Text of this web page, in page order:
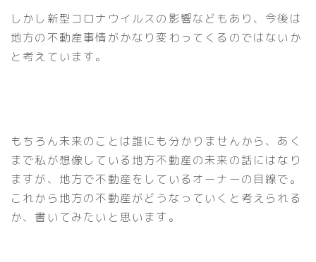
しかし新型コロナウイルスの影響などもあり、今後は
地方の不動産事情がかなり変わってくるのではないか
と考えています。
もちろん未来のことは誰にも分かりませんから、あく
まで私が想像している地方不動産の未来の話にはなり
ますが、地方で不動産をしているオーナーの目線で。
これから地方の不動産がどうなっていくと考えられる
か、書いてみたいと思います。